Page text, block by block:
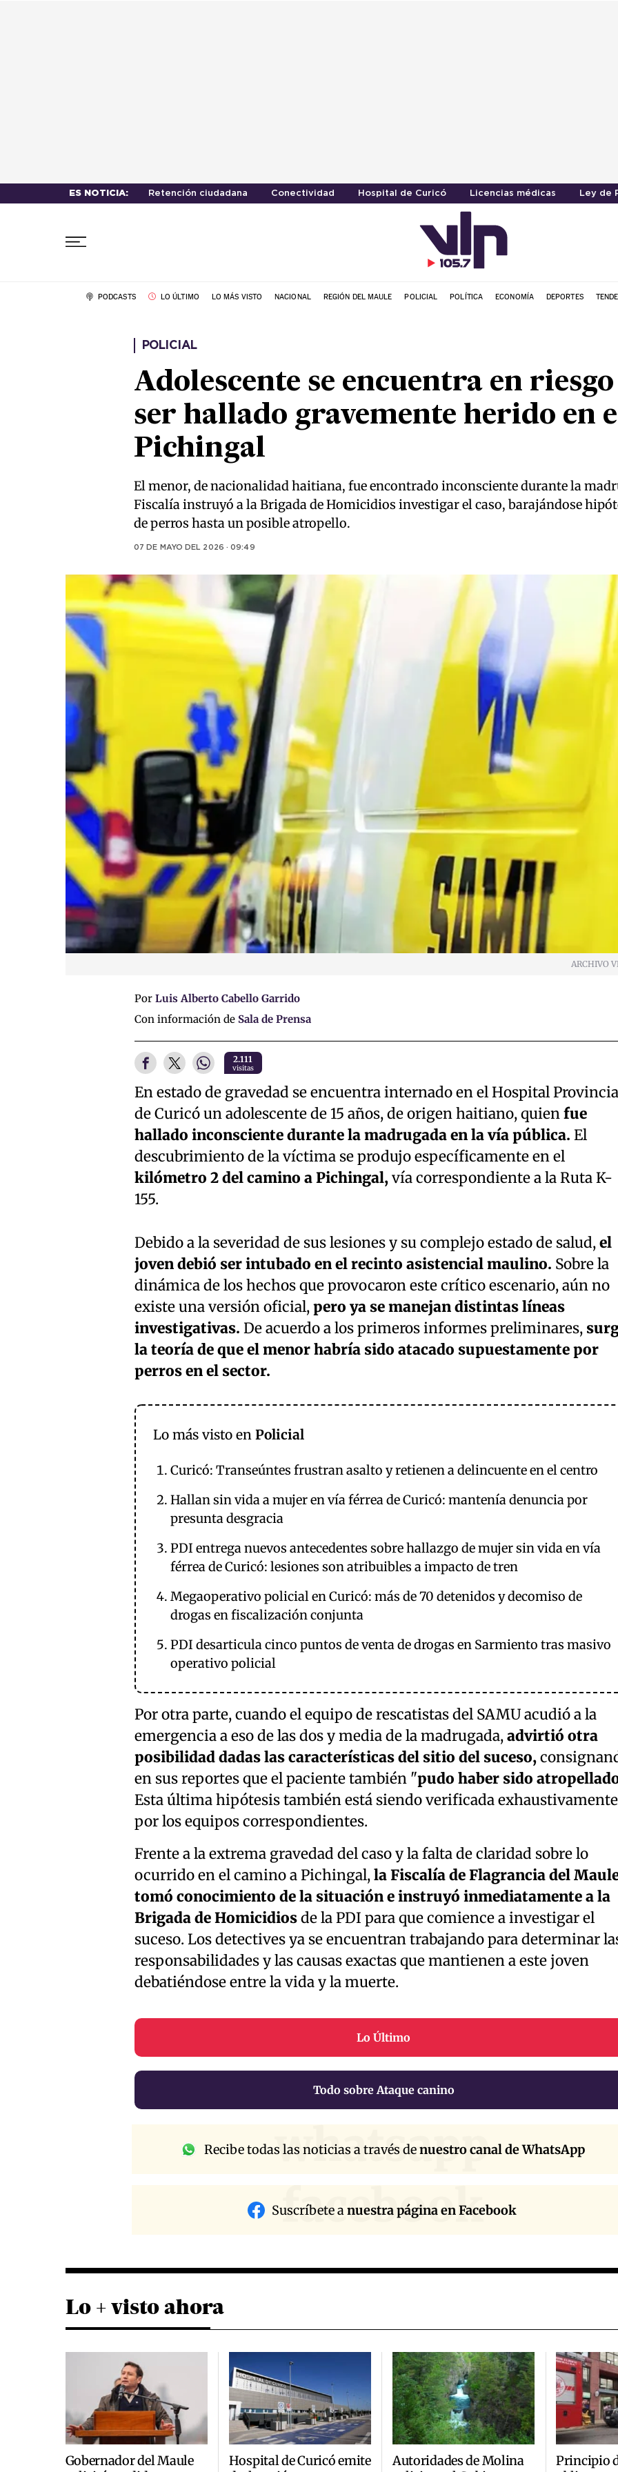
ES NOTICIA: Retención ciudadana Conectividad Hospital de Curicó Licencias médicas Ley de
PODCASTS LO ÚLTIMO LO MÁS VISTO NACIONAL REGIÓN DEL MAULE POLICIAL POLÍTICA ECONOMÍA DEPORTES
POLICIAL
Adolescente se encuentra en
ser hallado gravemente herido en
Pichingal
El menor, de nacionalidad haitiana, fue encontrado inconsciente durante la
Fiscalía instruyó a la Brigada de Homicidios investigar el caso, barajándose
de perros hasta un posible atropello.
07 DE MAYO DEL 2026 · 09:49
ARCHIVO
Por Luis Alberto Cabello Garrido
Con información de Sala de Prensa
2.111
visitas
En estado de gravedad se encuentra internado en el Hospital
de Curicó un adolescente de 15 años, de origen haitiano, quienfue
hallado inconsciente durante la madrugada en la vía pública. El
descubrimiento de la víctima se produjo específicamente en el
kilómetro 2 del camino a Pichingal,vía correspondiente a la Ruta K-
155.
Debido a la severidad de sus lesiones y su complejo estado de salud,el
joven debió ser intubado en el recinto asistencial maulino. Sobre la
dinámica de los hechos que provocaron este crítico escenario, aún no
existe una versión oficial,pero ya se manejan distintas líneas
investigativas. De acuerdo a los primeros informes preliminares,
la teoría de que el menor habría sido atacado supuestamente por
perros en el sector.
Lo más visto en Policial
Curicó: Transeúntes frustran asalto y retienen a delincuente en el centro
Hallan sin vida a mujer en vía férrea de Curicó: mantenía denuncia por
presunta desgracia
PDI entrega nuevos antecedentes sobre hallazgo de mujer sin vida en vía
férrea de Curicó: lesiones son atribuibles a impacto de tren
Megaoperativo policial en Curicó: más de 70 detenidos y decomiso de
drogas en fiscalización conjunta
PDI desarticula cinco puntos de venta de drogas en Sarmiento tras masivo
operativo policial
Por otra parte, cuando el equipo de rescatistas del SAMU acudió a la
emergencia a eso de las dos y media de la madrugada,advirtió otra
posibilidad dadas las características del sitio del suceso,
en sus reportes que el paciente también "pudo haber sido
Esta última hipótesis también está siendo verificada exhaustivamente
por los equipos correspondientes.
Frente a la extrema gravedad del caso y la falta de claridad sobre lo
ocurrido en el camino a Pichingal,la Fiscalía de Flagrancia del
tomó conocimiento de la situación e instruyó inmediatamente a la
Brigada de Homicidiosde la PDI para que comience a investigar el
suceso. Los detectives ya se encuentran trabajando para determinar
responsabilidades y las causas exactas que mantienen a este joven
debatiéndose entre la vida y la muerte.
Lo Último
Todo sobre Ataque canino
whatsapp
Recibe todas las noticias a través denuestro canal de WhatsApp
facebook
Suscríbete anuestra página en Facebook
Lo + visto ahora
Gobernador del Maule
Hospital de Curicó emite
Autoridades de Molina
Principio